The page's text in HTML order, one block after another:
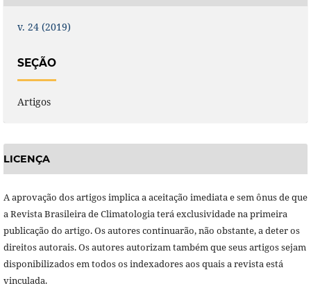
v. 24 (2019)
SEÇÃO
Artigos
LICENÇA
A aprovação dos artigos implica a aceitação imediata e sem ônus de que
a Revista Brasileira de Climatologia terá exclusividade na primeira
publicação do artigo. Os autores continuarão, não obstante, a deter os
direitos autorais. Os autores autorizam também que seus artigos sejam
disponibilizados em todos os indexadores aos quais a revista está
vinculada.